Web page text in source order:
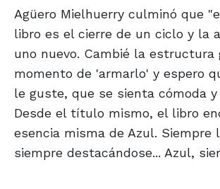
Agüero Mielhuerry culminó que
libro es el cierre de un ciclo y la
uno nuevo. Cambié la estructura
momento de 'armarlo' y espero
le guste, que se sienta cómoda
Desde el título mismo, el libro
esencia misma de Azul. Siempre
siempre destacándose... Azul,